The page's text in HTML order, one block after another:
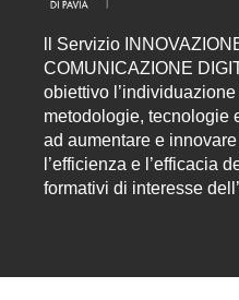
Servizio
COMUNICAZIONE
obiettivo
metodologie, tecnologie
ad aumentare e
l’efficienza e l’efficacia
formativi di interesse